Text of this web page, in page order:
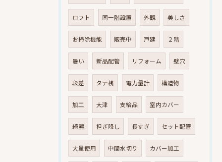
ロフト 同一階設置 外観 美しさ
お掃除機能 販売中 戸建 ２階
暑い 新品配管 リフォーム 壁穴
段差 タテ桟 電力量計 構造物
加工 大津 支給品 室内カバー
綺麗 担ぎ降し 長すぎ セット配管
大量使用 中間水切り カバー加工